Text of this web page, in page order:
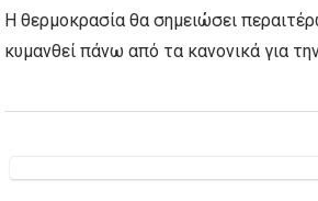
Η θερμοκρασία θα σημειώσει
κυμανθεί πάνω από τα κανονικά για